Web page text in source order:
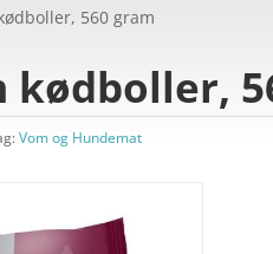
560 gram
kødboller,
Vom og Hundemat